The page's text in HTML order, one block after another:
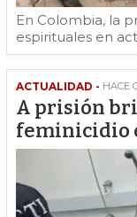
En Colombia, la
espirituales en
ACTUALIDAD - HACE
A prisión
feminicidio